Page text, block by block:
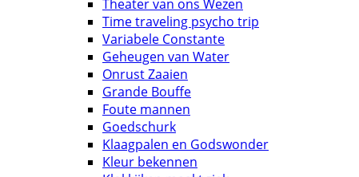
Theater van ons Wezen
Time traveling psycho trip
Variabele Constante
Geheugen van Water
Onrust Zaaien
Grande Bouffe
Foute mannen
Goedschurk
Klaagpalen en Godswonder
Kleur bekennen